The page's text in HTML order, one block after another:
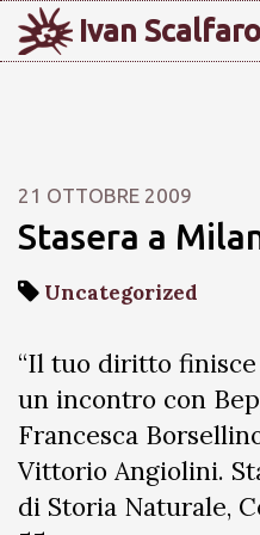
Ivan
21 OTTOBRE 2009
Stasera a
Uncategorized
“Il tuo diritto finisce
un incontro con
Francesca
Vittorio Angiolini.
di Storia Naturale,